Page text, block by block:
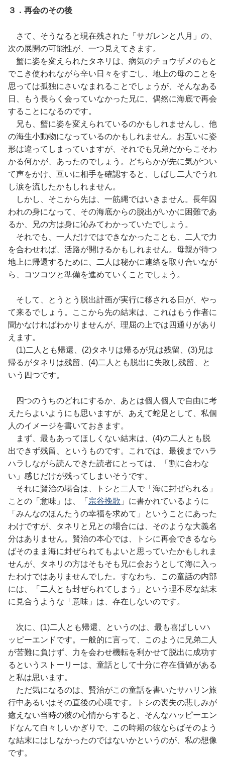
３．再会のその後
さて、そうなると現在残された「サガレンと八月」の、
次の展開の可能性が、一つ見えてきます。
蟹に姿を変えられたタネリは、病気のチョウザメのもと
でこき使われながら辛い日々をすごし、地上の母のことを
思っては孤独にさいなまれることでしょうが、そんなある
日、もう長らく会っていなかった兄に、偶然に海底で再会
することになるのです。
兄も、蟹に姿を変えられているのかもしれませんし、他
の海生小動物になっているのかもしれません。お互いに姿
形は違ってしまっていますが、それでも兄弟だからこそわ
かる何かが、あったのでしょう。どちらかが先に気がつい
て声をかけ、互いに相手を確認すると、しばし二人でうれ
し涙を流したかもしれません。
しかし、そこから先は、一筋縄ではいきません。長年囚
われの身になって、その海底からの脱出がいかに困難であ
るか、兄の方は身に沁みてわかっていたでしょう。
それでも、一人だけではできなかったことも、二人で力
を合わせれば、活路が開けるかもしれません。母親が待つ
地上に帰還するために、二人は秘かに連絡を取り合いなが
ら、コツコツと準備を進めていくことでしょう。
そして、とうとう脱出計画が実行に移される日が、やっ
て来るでしょう。ここから先の結末は、これはもう作者に
聞かなければわかりませんが、理屈の上では四通りがあり
えます。
(1)二人とも帰還、(2)タネリは帰るが兄は残留、(3)兄は
帰るがタネリは残留、(4)二人とも脱出に失敗し残留、と
いう四つです。
四つのうちのどれにするか、あとは個人個人で自由に考
えたらよいようにも思いますが、あえて蛇足として、私個
人のイメージを書いておきます。
まず、最もあってほしくない結末は、(4)の二人とも脱
出できず残留、というものです。これでは、最後までハラ
ハラしながら読んできた読者にとっては、「割に合わな
い」感じだけが残ってしまいそうです。
それに賢治の場合は、トシと二人で「海に封ぜられる」
ことの「意味」は、「 宗谷挽歌 」に書かれているように
「みんなのほんたうの幸福を求めて」ということにあった
わけですが、タネリと兄との場合には、そのような大義名
分はありません。賢治の本心では、トシに再会できるなら
ばそのまま海に封ぜられてもよいと思っていたかもしれま
せんが、タネリの方はそもそも兄に会おうとして海に入っ
たわけではありませんでした。すなわち、この童話の内部
には、「二人とも封ぜられてしまう」という理不尽な結末
に見合うような「意味」は、存在しないのです。
次に、(1)二人とも帰還、というのは、最も喜ばしいハ
ッピーエンドです。一般的に言って、このように兄弟二人
が苦難に負けず、力を会わせ機転を利かせて脱出に成功す
るというストーリーは、童話として十分に存在価値がある
と私は思います。
ただ気になるのは、賢治がこの童話を書いたサハリン旅
行中あるいはその直後の心境です。トシの喪失の悲しみが
癒えない当時の彼の心情からすると、そんなハッピーエン
ドなんて白々しいかぎりで、この時期の彼ならばそのよう
な結末にはしなかったのではないかというのが、私の想像
です。